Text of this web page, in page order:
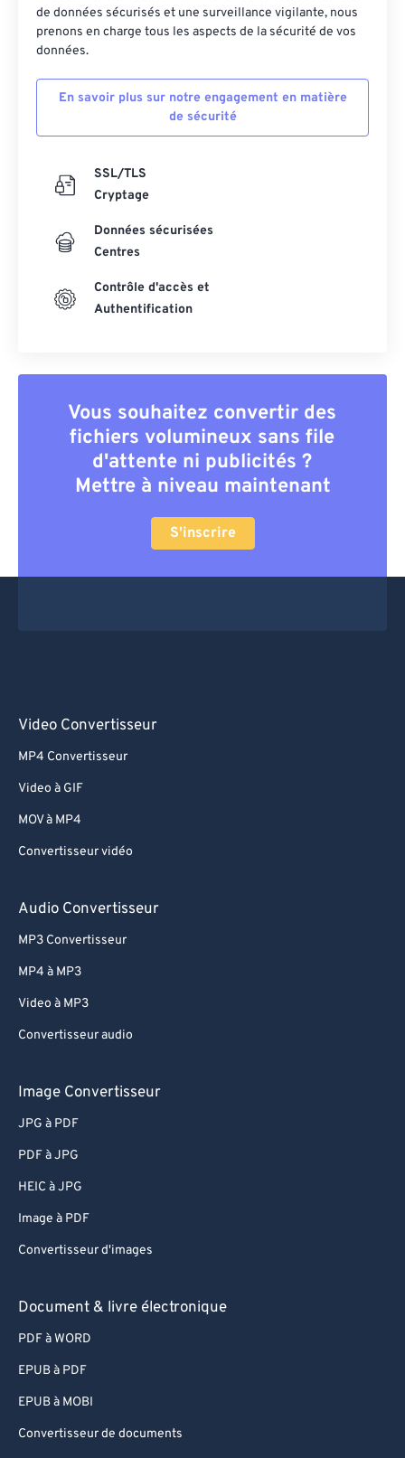
de données sécurisés et une surveillance vigilante, nous
prenons en charge tous les aspects de la sécurité de vos
données.
En savoir plus sur notre engagement en matière
de sécurité
SSL/TLS
Cryptage
Données sécurisées
Centres
Contrôle d'accès et
Authentification
Vous souhaitez convertir des
fichiers volumineux sans file
d'attente ni publicités ?
Mettre à niveau maintenant
S'inscrire
Video Convertisseur
MP4 Convertisseur
Video à GIF
MOV à MP4
Convertisseur vidéo
Audio Convertisseur
MP3 Convertisseur
MP4 à MP3
Video à MP3
Convertisseur audio
Image Convertisseur
JPG à PDF
PDF à JPG
HEIC à JPG
Image à PDF
Convertisseur d'images
Document & livre électronique
PDF à WORD
EPUB à PDF
EPUB à MOBI
Convertisseur de documents